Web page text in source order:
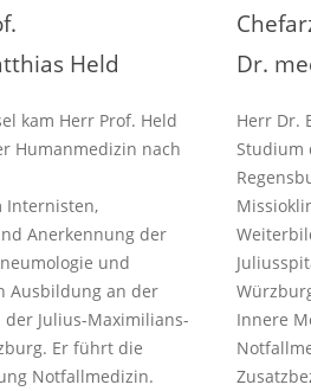
Held
kam Herr Prof. Held
Humanmedizin nach
Internisten,
Anerkennung der
und
Ausbildung an der
Julius-Maximilians-
Er führt die
Notfallmedizin.
Dr.
Herr Dr.
Studium
Innere